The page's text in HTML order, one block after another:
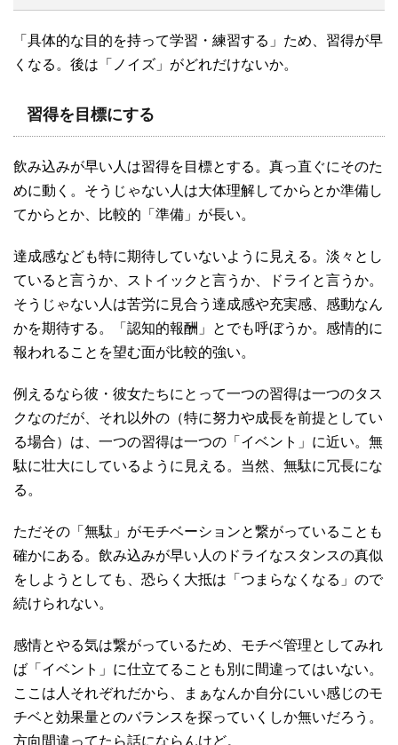
「具体的な目的を持って学習・練習する」ため、習得が早
くなる。後は「ノイズ」がどれだけないか。
習得を目標にする
飲み込みが早い人は習得を目標とする。真っ直ぐにそのた
めに動く。そうじゃない人は大体理解してからとか準備し
てからとか、比較的「準備」が長い。
達成感なども特に期待していないように見える。淡々とし
ていると言うか、ストイックと言うか、ドライと言うか。
そうじゃない人は苦労に見合う達成感や充実感、感動なん
かを期待する。「認知的報酬」とでも呼ぼうか。感情的に
報われることを望む面が比較的強い。
例えるなら彼・彼女たちにとって一つの習得は一つのタス
クなのだが、それ以外の（特に努力や成長を前提としてい
る場合）は、一つの習得は一つの「イベント」に近い。無
駄に壮大にしているように見える。当然、無駄に冗長にな
る。
ただその「無駄」がモチベーションと繋がっていることも
確かにある。飲み込みが早い人のドライなスタンスの真似
をしようとしても、恐らく大抵は「つまらなくなる」ので
続けられない。
感情とやる気は繋がっているため、モチベ管理としてみれ
ば「イベント」に仕立てることも別に間違ってはいない。
ここは人それぞれだから、まぁなんか自分にいい感じのモ
チベと効果量とのバランスを探っていくしか無いだろう。
方向間違ってたら話にならんけど。